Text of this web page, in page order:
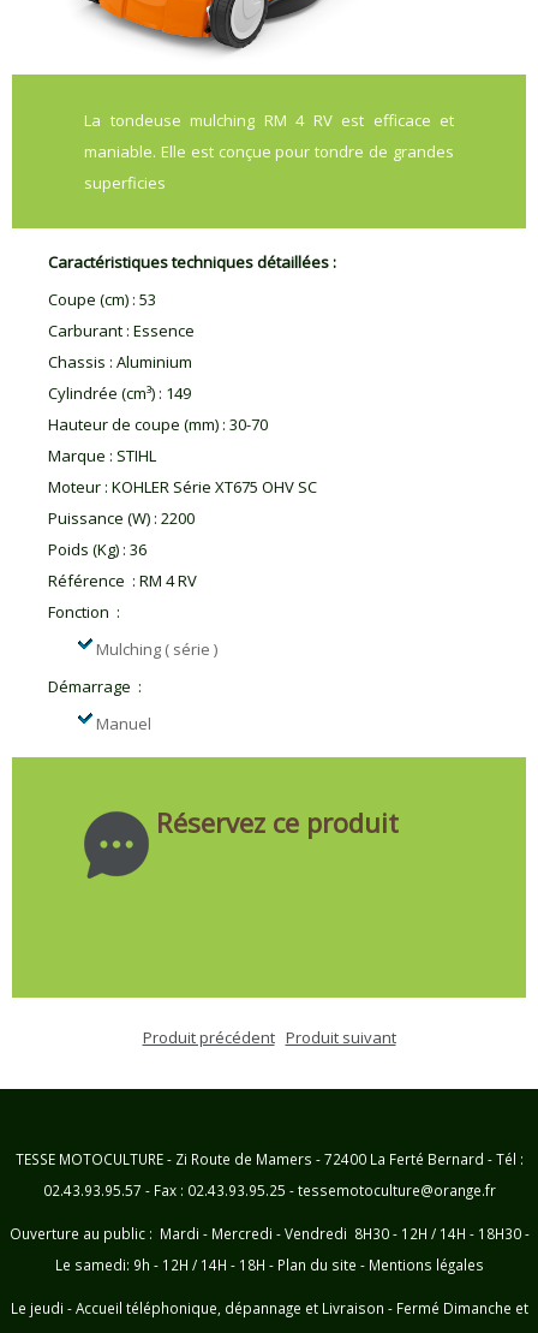
La tondeuse mulching RM 4 RV est efficace et
maniable. Elle est conçue pour tondre de grandes
superficies
Caractéristiques techniques détaillées :
Coupe (cm) : 53
Carburant : Essence
Chassis : Aluminium
Cylindrée (cm³) : 149
Hauteur de coupe (mm) : 30-70
Marque : STIHL
Moteur : KOHLER Série XT675 OHV SC
Puissance (W) : 2200
Poids (Kg) : 36
Référence : RM 4 RV
Fonction :
Mulching ( série )
Démarrage :
Manuel
Réservez ce produit
Produit précédent Produit suivant
TESSE MOTOCULTURE - Zi Route de Mamers - 72400 La Ferté Bernard - Tél :
02.43.93.95.57 - Fax : 02.43.93.95.25 - tessemotoculture@orange.fr
Ouverture au public : Mardi - Mercredi - Vendredi 8H30 - 12H / 14H - 18H30 -
Le samedi: 9h - 12H / 14H - 18H - Plan du site - Mentions légales
Le jeudi - Accueil téléphonique, dépannage et Livraison - Fermé Dimanche et